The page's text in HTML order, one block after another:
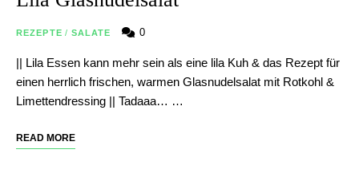
REZEPTE / SALATE 0
|| Lila Essen kann mehr sein als eine lila Kuh & das Rezept für
einen herrlich frischen, warmen Glasnudelsalat mit Rotkohl &
Limettendressing || Tadaaa… …
READ MORE